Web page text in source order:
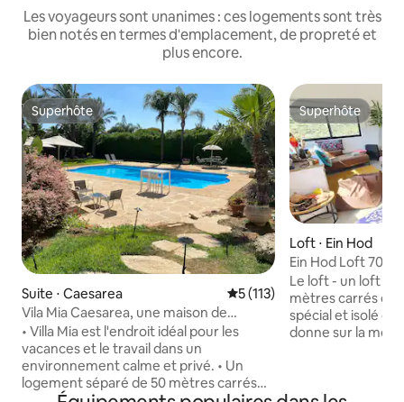
Les voyageurs sont unanimes : ces logements sont très
bien notés en termes d'emplacement, de propreté et
plus encore.
Superhôte
Superhôte
Suite ⋅ Caesarea Évaluation moyenne sur la
5 (113)
Vila Mia Caesarea, une maison de
charme
• Villa Mia est l'endroit idéal pour les
vacances et le travail dans un
environnement calme et privé. • Un
logement séparé de 50 mètres carrés
Superhôte
Superhôte
Loft ⋅ Ein Hod
Ein Hod Loft 70
magique et
montagne
Le loft - un loft
mètres carrés
spécial et isolé
donne sur la mer